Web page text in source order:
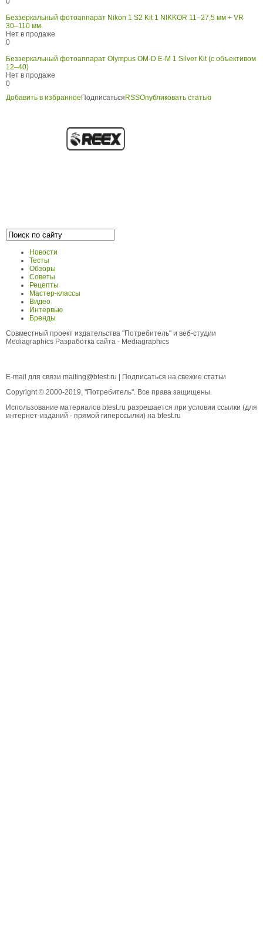
Беззеркальный фотоаппарат Nikon 1 S2 Kit 1 NIKKOR 11–27,5 мм + VR
30–110 мм.
Нет в продаже
0
Беззеркальный фотоаппарат Olympus OM-D E-M 1 Silver Kit (с объективом
12–40)
Нет в продаже
0
Добавить в избранное Подписаться RSSОпубликовать статью
Новости
Тесты
Обзоры
Советы
Рецепты
Мастер-классы
Видео
Интервью
Бренды
Совместный проект издательства "Потребитель" и веб-студии
Mediagraphics Разработка сайта - Mediagraphics
E-mail для связи mailing@btest.ru
Подписаться на свежие статьи
Copyright © 2000-2019, "Потребитель". Все права защищены.
Использование материалов btest.ru разрешается при условии ссылки (для
интернет-изданий - прямой гиперссылки) на btest.ru